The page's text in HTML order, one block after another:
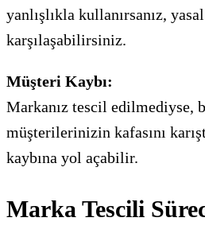
yanlışlıkla kullanırsanız,
karşılaşabilirsiniz.
Müşteri Kaybı:
Markanız tescil edilmediyse,
müşterilerinizin kafasını
kaybına yol açabilir.
Marka Tescili